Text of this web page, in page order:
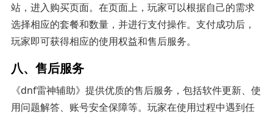
站，进入购买页面。在页面上，玩家可以根据自己的需求
选择相应的套餐和数量，并进行支付操作。支付成功后，
玩家即可获得相应的使用权益和售后服务。
八、售后服务
《dnf雷神辅助》提供优质的售后服务，包括软件更新、使
用问题解答、账号安全保障等。玩家在使用过程中遇到任